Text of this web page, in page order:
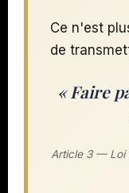
Ce n'est
de
« Faire
Article 3 — Loi